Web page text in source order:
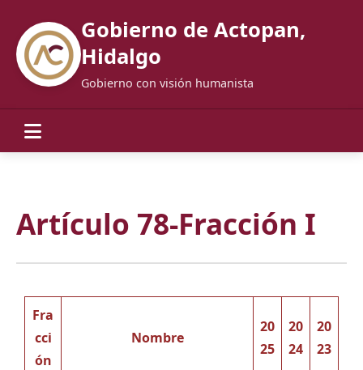
Gobierno de Actopan,
Hidalgo
Gobierno con visión humanista
Artículo 78-Fracción I
Fra
cci
ón
Nombre
20
25
20
24
20
23